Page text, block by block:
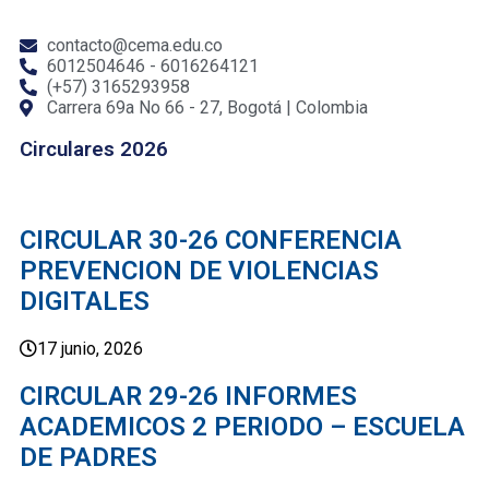
contacto@cema.edu.co
6012504646 - 6016264121
(+57) 3165293958
Carrera 69a No 66 - 27, Bogotá | Colombia
Circulares 2026
CIRCULAR 30-26 CONFERENCIA
PREVENCION DE VIOLENCIAS
DIGITALES
17 junio, 2026
CIRCULAR 29-26 INFORMES
ACADEMICOS 2 PERIODO – ESCUELA
DE PADRES